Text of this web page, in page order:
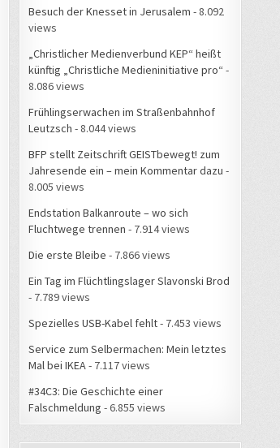
Besuch der Knesset in Jerusalem - 8.092
views
„Christlicher Medienverbund KEP“ heißt
künftig „Christliche Medieninitiative pro“ -
8.086 views
Frühlingserwachen im Straßenbahnhof
Leutzsch - 8.044 views
BFP stellt Zeitschrift GEISTbewegt! zum
Jahresende ein – mein Kommentar dazu -
8.005 views
Endstation Balkanroute – wo sich
Fluchtwege trennen - 7.914 views
Die erste Bleibe - 7.866 views
Ein Tag im Flüchtlingslager Slavonski Brod
- 7.789 views
Spezielles USB-Kabel fehlt- 7.453 views
Service zum Selbermachen: Mein letztes
Mal bei IKEA - 7.117 views
#34C3: Die Geschichte einer
Falschmeldung - 6.855 views